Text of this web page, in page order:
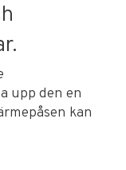
upp den en
kan